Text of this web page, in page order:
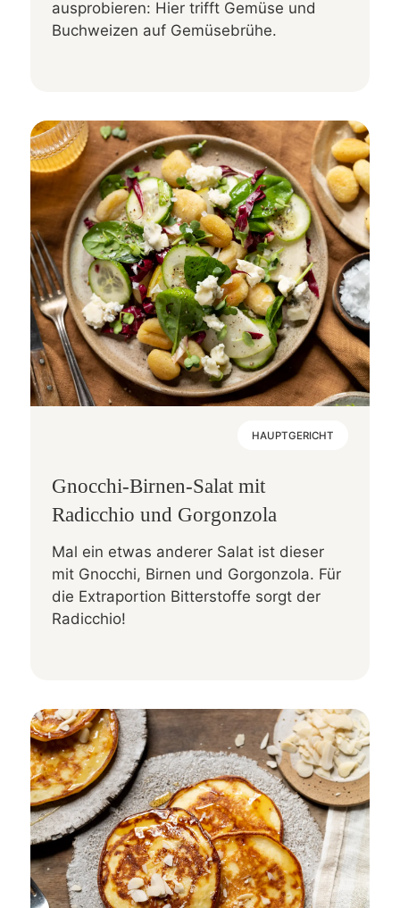
ausprobieren: Hier trifft Gemüse und
Buchweizen auf Gemüsebrühe.
HAUPTGERICHT
Gnocchi-Birnen-Salat mit
Radicchio und Gorgonzola
Mal ein etwas anderer Salat ist dieser
mit Gnocchi, Birnen und Gorgonzola. Für
die Extraportion Bitterstoffe sorgt der
Radicchio!